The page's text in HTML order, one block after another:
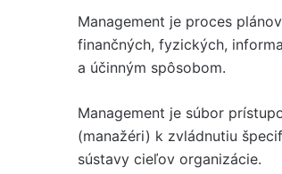
Management je proces
finančných, fyzických,
a účinným spôsobom.
Management je súbor
(manažéri) k zvládnutiu
sústavy cieľov organizácie.